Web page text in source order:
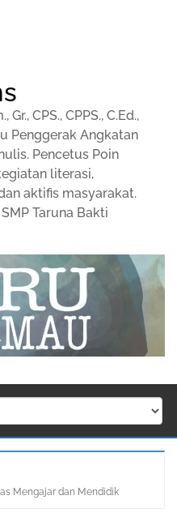
CPS., CPPS., C.Ed.,
Penggerak Angkatan
Pencetus Poin
literasi,
aktifis masyarakat.
Taruna Bakti
Mengajar dan Mendidik